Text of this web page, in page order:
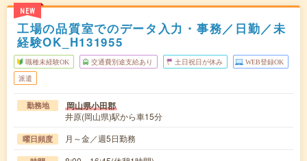
NEW
工場の品質室でのデータ入力・事務／日勤／未
経験OK_H131955
職種未経験OK 交通費別途支給あり 土日祝日が休み WEB登録OK
派遣
勤務地 岡山県小田郡
井原(岡山県)駅から車15分
曜日頻度 月～金／週5日勤務